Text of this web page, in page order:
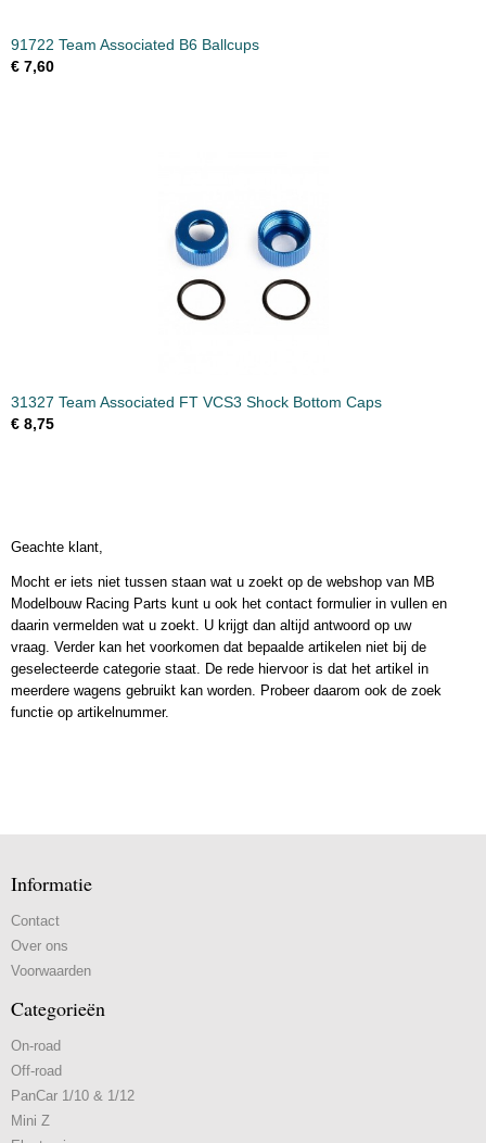
91722 Team Associated B6 Ballcups
€ 7,60
31327 Team Associated FT VCS3 Shock Bottom Caps
€ 8,75
Geachte klant,
Mocht er iets niet tussen staan wat u zoekt op de webshop van MB
Modelbouw Racing Parts kunt u ook het contact formulier in vullen en
daarin vermelden wat u zoekt. U krijgt dan altijd antwoord op uw
vraag. Verder kan het voorkomen dat bepaalde artikelen niet bij de
geselecteerde categorie staat. De rede hiervoor is dat het artikel in
meerdere wagens gebruikt kan worden. Probeer daarom ook de zoek
functie op artikelnummer.
Informatie
Contact
Over ons
Voorwaarden
Categorieën
On-road
Off-road
PanCar 1/10 & 1/12
Mini Z